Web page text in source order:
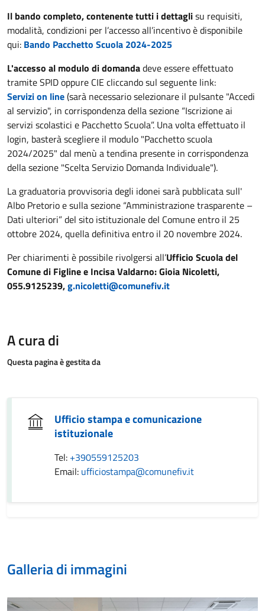
Il bando completo, contenente tutti i dettaglisu requisiti,
modalità, condizioni per l’accesso all’incentivo è disponibile
qui: Bando Pacchetto Scuola 2024-2025
L'accesso al modulo di domandadeve essere effettuato
tramite SPID oppure CIE cliccando sul seguente link:
Servizi on line(sarà necessario selezionare il pulsante "Accedi
al servizio", in corrispondenza della sezione “Iscrizione ai
servizi scolastici e Pacchetto Scuola”. Una volta effettuato il
login, basterà scegliere il modulo "Pacchetto scuola
2024/2025" dal menù a tendina presente in corrispondenza
della sezione "Scelta Servizio Domanda Individuale").
La graduatoria provvisoria degli idonei sarà pubblicata sull'
Albo Pretorio e sulla sezione “Amministrazione trasparente –
Dati ulteriori” del sito istituzionale del Comune entro il 25
ottobre 2024, quella definitiva entro il 20 novembre 2024.
Per chiarimenti è possibile rivolgersi all’Ufficio Scuola del
Comune di Figline e Incisa Valdarno: Gioia Nicoletti,
055.9125239,g.nicoletti@comunefiv.it
A cura di
Questa pagina è gestita da
Ufficio stampa e comunicazione
istituzionale
Tel: +390559125203
Email: ufficiostampa@comunefiv.it
Galleria di immagini